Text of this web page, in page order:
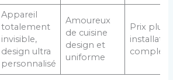
Appareil
totalement
invisible,
design ultra
personnalisé
Amoureux
de cuisine
design et
uniforme
Prix plus
complexe